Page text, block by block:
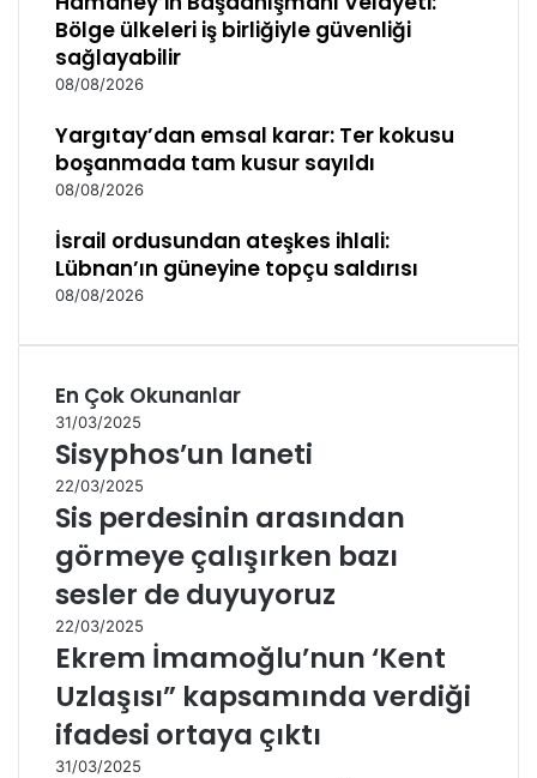
Bölge ülkeleri iş birliğiyle güvenliği
sağlayabilir
08/08/2026
Yargıtay’dan emsal karar: Ter kokusu
boşanmada tam kusur sayıldı
08/08/2026
İsrail ordusundan ateşkes ihlali:
Lübnan’ın güneyine topçu saldırısı
08/08/2026
En Çok Okunanlar
31/03/2025
Sisyphos’un laneti
22/03/2025
Sis perdesinin arasından
görmeye çalışırken bazı
sesler de duyuyoruz
22/03/2025
Ekrem İmamoğlu’nun ‘Kent
Uzlaşısı” kapsamında verdiği
ifadesi ortaya çıktı
31/03/2025